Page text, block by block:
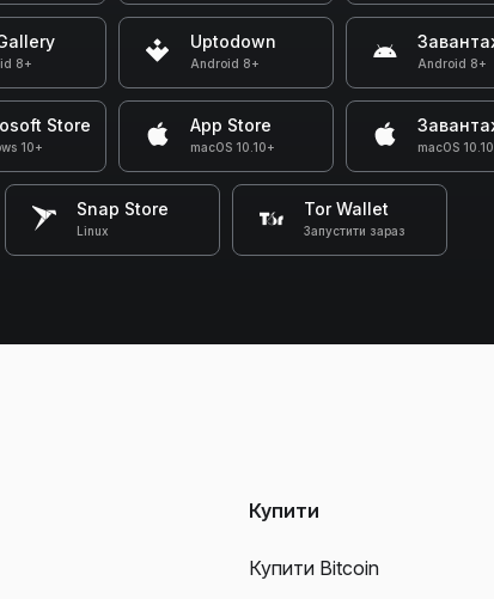
8+
Uptodown
Android 8+ Android 8+
Store
10+
App Store
macOS 10.10+ macOS
Snap Store
Linux
Tor Wallet
Запустити зараз
Купити
Купити Bitcoin